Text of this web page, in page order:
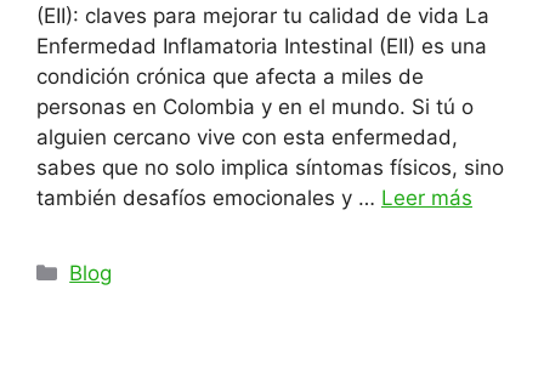
(EII): claves para mejorar tu calidad de vida La
Enfermedad Inflamatoria Intestinal (EII) es una
condición crónica que afecta a miles de
personas en Colombia y en el mundo. Si tú o
alguien cercano vive con esta enfermedad,
sabes que no solo implica síntomas físicos, sino
también desafíos emocionales y … Leer más
Categorías
Blog